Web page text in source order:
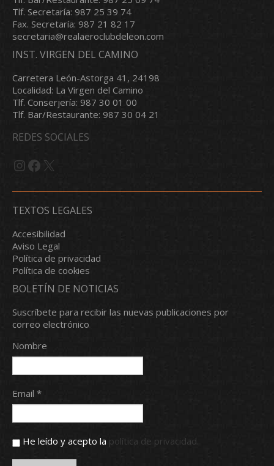
Tlf. Secretaría: 987 25 39 74
Fax. Secretaría: 987 21 82 17
secretaria@realaeroclubdeleon.com
INST. VIRGEN DEL CAMINO
Carretera León-Astorga 41, 24198
Localidad: La Virgen del Camino
Tlf. Conserjería: 987 30 01 00
Tlf. Bar/Restaurante: 987 30 04 21
REDES SOCIALES
Instagram
Facebook
X
TEXTOS LEGALES
Accesibilidad
Aviso Legal
Política de privacidad
Política de cookies
BOLETÍN DE NOTICIAS
Suscríbete para recibir las nuevas publicaciones por
correo electrónico
Nombre
Email *
He leído y acepto la política de privacidad.